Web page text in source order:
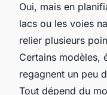
Oui, mais en
lacs ou les voies
relier plusieurs
Certains modèles,
regagnent un peu
Tout dépend du